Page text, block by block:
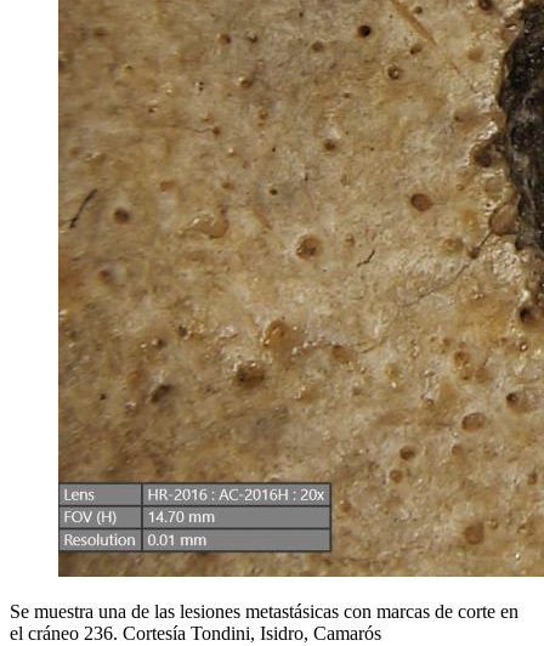
Se muestra una de las lesiones metastásicas con marcas de corte en
el cráneo 236. Cortesía Tondini, Isidro, Camarós